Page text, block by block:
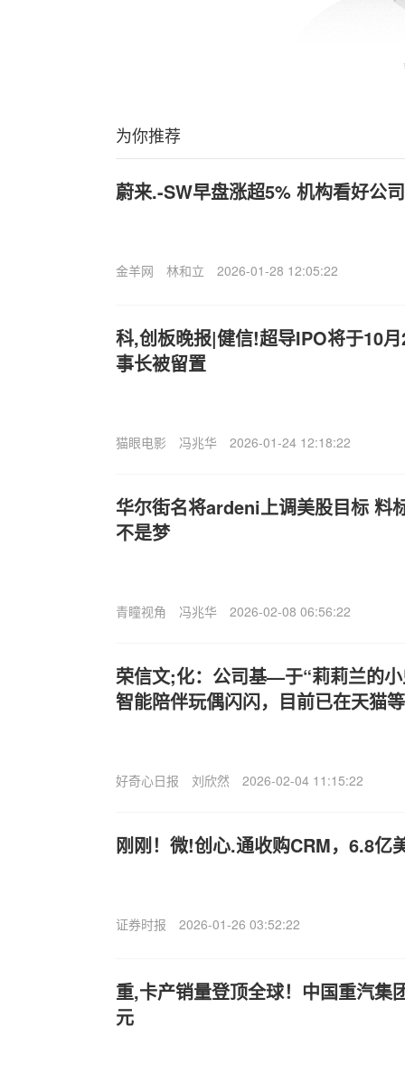
为你推荐
蔚来.-SW早盘涨超5% 机构看好公
金羊网 林和立 2026-01-28 12:05:22
科,创板晚报|健信!超导IPO将于10
事长被留置
猫眼电影 冯兆华 2026-01-24 12:18:22
华尔街名将ardeni上调美股目标 料
不是梦
青瞳视角 冯兆华 2026-02-08 06:56:22
荣信文;化：公司基—于“莉莉兰的
智能陪伴玩偶闪闪，目前已在天猫
好奇心日报 刘欣然 2026-02-04 11:15:22
刚刚！微!创心.通收购CRM，6.8亿
证券时报 2026-01-26 03:52:22
重,卡产销量登顶全球！中国重汽集
元